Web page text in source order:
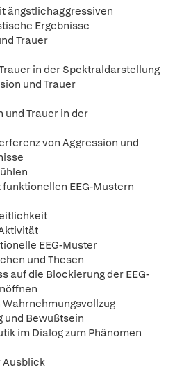
ängstlichaggressiven
Ergebnisse
Trauer
in der Spektraldarstellung
und Trauer
und Trauer in der
von Aggression und
EEG-Mustern
EEG-Muster
und Thesen
auf die Blockierung der EEG-
und Bewußtsein
im Dialog zum Phänomen
Ausblick